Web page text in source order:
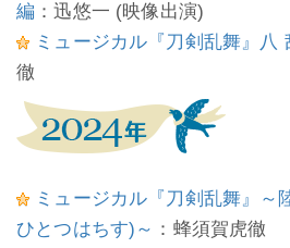
編 ：迅悠一 (映像出演)
ミュージカル『刀剣乱舞』八
徹
ミュージカル『刀剣乱舞』～
ひとつはちす)～ ：蜂須賀虎徹